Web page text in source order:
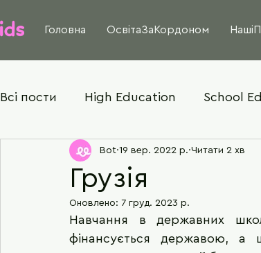
Головна ОсвітаЗаКордоном
Всі пости High Education School
Грузія
Bot 19 вер. 2022 р. Читати 2 хв
Оновлено: 7 груд. 2023 р.
Навчання в державних
фінансується державою, а